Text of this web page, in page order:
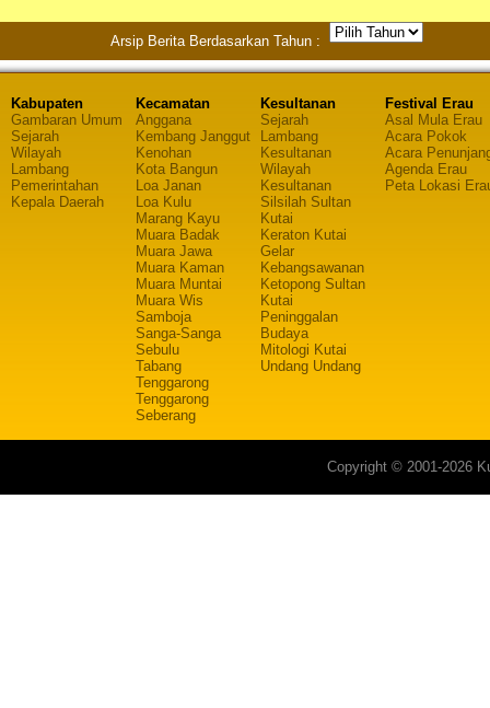
Arsip Berita Berdasarkan Tahun :
Kabupaten
Gambaran Umum
Sejarah
Wilayah
Lambang
Pemerintahan
Kepala Daerah
Kecamatan
Anggana
Kembang Janggut
Kenohan
Kota Bangun
Loa Janan
Loa Kulu
Marang Kayu
Muara Badak
Muara Jawa
Muara Kaman
Muara Muntai
Muara Wis
Samboja
Sanga-Sanga
Sebulu
Tabang
Tenggarong
Tenggarong
Seberang
Kesultanan
Sejarah
Lambang
Kesultanan
Wilayah
Kesultanan
Silsilah Sultan
Kutai
Keraton Kutai
Gelar
Kebangsawanan
Ketopong Sultan
Kutai
Peninggalan
Budaya
Mitologi Kutai
Undang Undang
Festival Erau
Asal Mula Erau
Acara Pokok
Acara
Agenda Erau
Peta Lokasi
Copyright © 2001-2026